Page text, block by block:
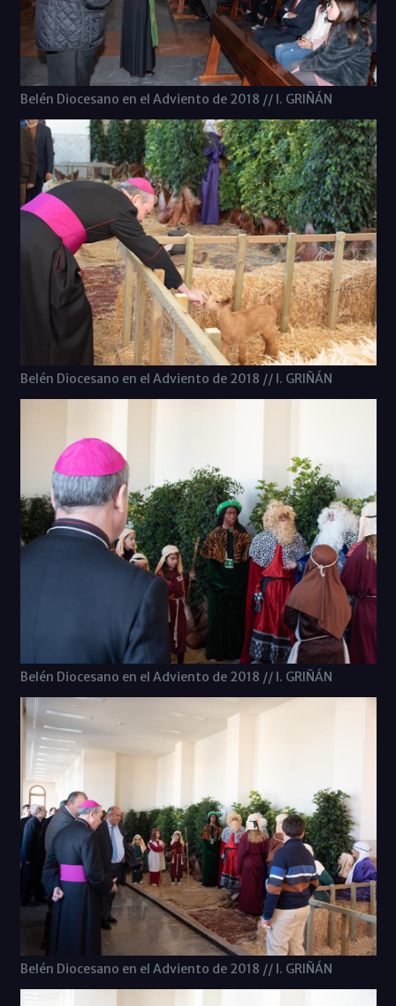
Belén Diocesano en el Adviento de 2018 // I. GRIÑÁN
Belén Diocesano en el Adviento de 2018 // I. GRIÑÁN
Belén Diocesano en el Adviento de 2018 // I. GRIÑÁN
Belén Diocesano en el Adviento de 2018 // I. GRIÑÁN